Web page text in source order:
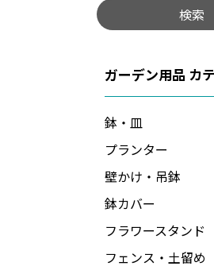
検索
ガーデン用品
鉢・皿
プランター
壁かけ・吊鉢
鉢カバー
フラワースタンド
フェンス・土留め